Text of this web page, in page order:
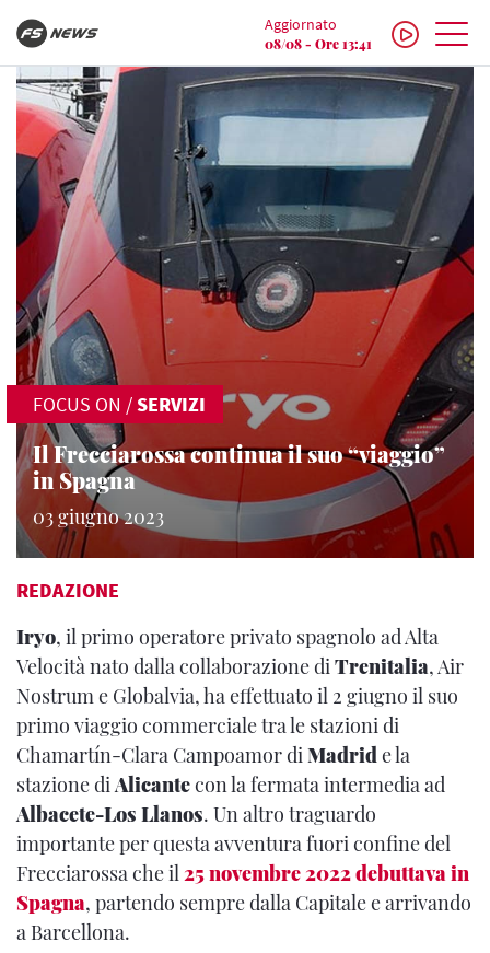
Aggiornato
08/08 - Ore 13:41
FOCUS ON /SERVIZI
Il Frecciarossa continua il suo “viaggio”
in Spagna
03 giugno 2023
REDAZIONE
Iryo, il primo operatore privato spagnolo ad Alta
Velocità nato dalla collaborazione diTrenitalia, Air
Nostrum e Globalvia, ha effettuato il 2 giugno il suo
primo viaggio commerciale tra le stazioni di
Chamartín-Clara Campoamor diMadride la
stazione diAlicantecon la fermata intermedia ad
Albacete-Los Llanos. Un altro traguardo
importante per questa avventura fuori confine del
Frecciarossa che il25 novembre 2022 debuttava in
Spagna, partendo sempre dalla Capitale e arrivando
a Barcellona.